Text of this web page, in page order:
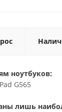
ноутбуков:
G565
лишь